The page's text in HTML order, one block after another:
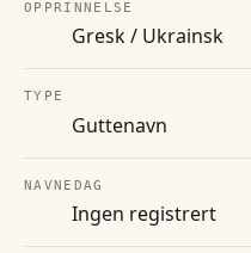
OPPRINNELSE
Gresk / Ukrainsk
TYPE
Guttenavn
NAVNEDAG
Ingen registrert